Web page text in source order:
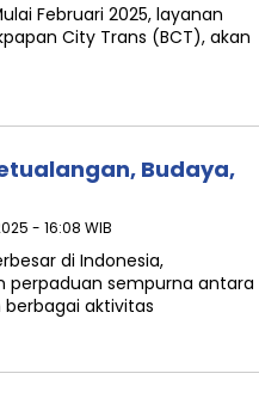
Februari 2025, layanan
City Trans (BCT), akan
Budaya,
- 16:08 WIB
di Indonesia,
perpaduan sempurna antara
aktivitas